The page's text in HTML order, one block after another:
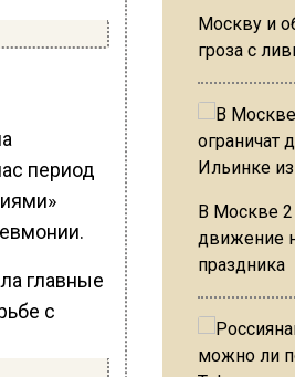
период
Москву и
гроза с
В Москве 2
движение
праздника